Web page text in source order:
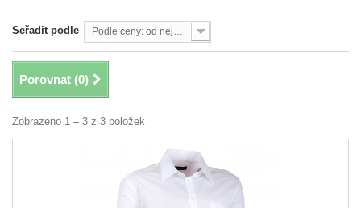
Seřadit podle Podle ceny: od nejvyšší
Porovnat (0)
Zobrazeno 1 – 3 z 3 položek